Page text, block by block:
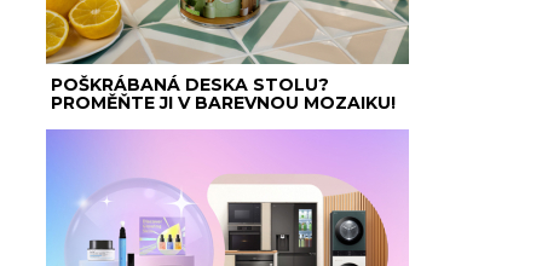
POŠKRÁBANÁ DESKA STOLU?
PROMĚŇTE JI V BAREVNOU MOZAIKU!